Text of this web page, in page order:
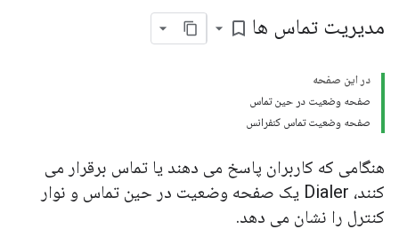
مدیریت تماس ها bookmark_border
در این صفحه
صفحه وضعیت در حین تماس
صفحه وضعیت تماس کنفرانس
هنگامی که کاربران پاسخ می دهند یا تماس برقرار می
کنند، Dialer یک صفحه وضعیت در حین تماس و نوار
کنترل را نشان می دهد.